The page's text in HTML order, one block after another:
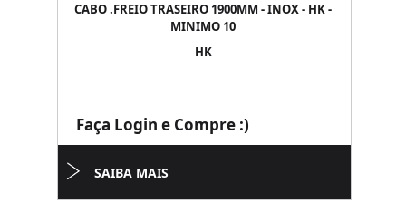
CABO .FREIO TRASEIRO 1900MM - INOX - HK -
MINIMO 10
HK
Faça Login e Compre :)
SAIBA MAIS